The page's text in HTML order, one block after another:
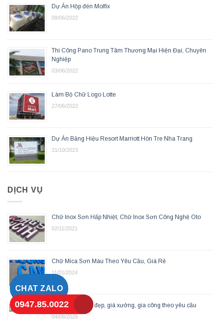
CHAT ZALO
0947.85.0022
Dự Án Hộp đèn Molfix
09/06/2022
Thi Công Pano Trung Tâm Thương Mại Hiện Đại, Chuyên
Nghiệp
03/06/2022
Làm Bộ Chữ Logo Lotte
27/06/2022
Dự Án Bảng Hiệu Resort Marriott Hòn Tre Nha Trang
31/10/2023
DỊCH VỤ
Chữ Inox Sơn Hấp Nhiệt, Chữ Inox Sơn Công Nghệ Oto
02/11/2021
Chữ Mica Sơn Màu Theo Yêu Cầu, Giá Rẻ
11/01/2024
Chữ Alu gương đẹp, giá xưởng, gia công theo yêu cầu
04/08/2026